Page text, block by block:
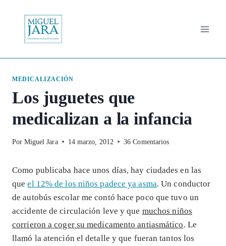
contenido
MEDICALIZACIÓN
Los juguetes que
medicalizan a la infancia
Por Miguel Jara 14 marzo, 2012 36 Comentarios
Como publicaba hace unos días, hay ciudades en las
queel 12% de los niños padece ya asma. Un conductor
de autobús escolar me contó hace poco que tuvo un
accidente de circulación leve y que muchos niños
corrieron a coger su medicamento antiasmático. Le
llamó la atención el detalle y que fueran tantos los